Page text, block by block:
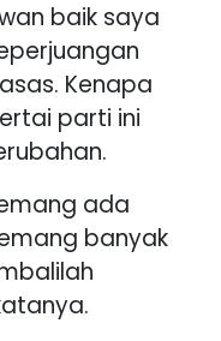
baik saya
Kenapa
parti ini
ada
banyak